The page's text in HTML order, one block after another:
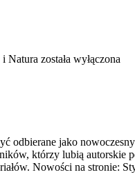
Natura została wyłączona
odbierane jako
którzy lubią autorskie
Nowości na stronie: